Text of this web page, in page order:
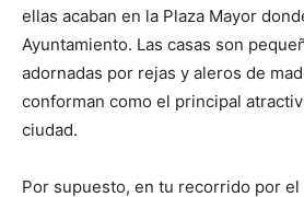
ellas acaban en la Plaza Mayor
Ayuntamiento. Las casas son
adornadas por rejas y aleros de
conforman como el principal
ciudad.
Por supuesto, en tu recorrido por